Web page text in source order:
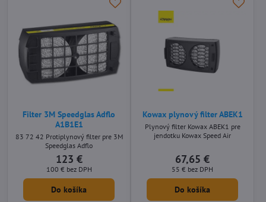
Filter 3M Speedglas Adflo
A1B1E1
83 72 42 Protiplynový filter pre 3M
Speedglas Adflo
123 €
100 € bez DPH
Do košíka
Kowax plynový filter ABEK1
Plynový filter Kowax ABEK1 pre
jendotku Kowax Speed Air
67,65 €
55 € bez DPH
Do košíka